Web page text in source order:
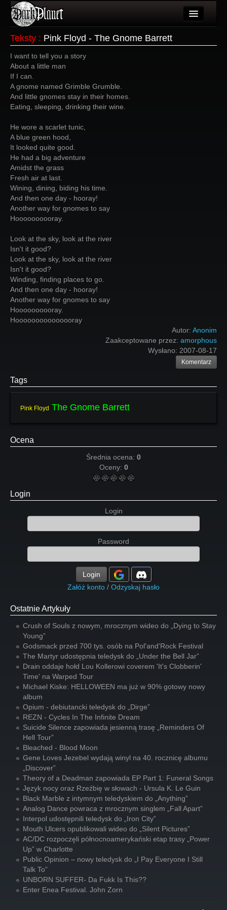
Wydarzenia
Galeria
Forum
Więcej
Login
Teksty : Pink Floyd - The Gnome Barrett
I want to tell you a story
About a little man
If I can.
A gnome named Grimble Grumble.
And little gnomes stay in their homes.
Eating, sleeping, drinking their wine.
He wore a scarlet tunic,
A blue green hood,
It looked quite good.
He had a big adventure
Amidst the grass
Fresh air at last.
Wining, dining, biding his time.
And then one day - hooray!
Another way for gnomes to say
Hoooooooooray.
Look at the sky, look at the river
Isn't it good?
Look at the sky, look at the river
Isn't it good?
Winding, finding places to go.
And then one day - hooray!
Another way for gnomes to say
Hoooooooooray.
Hooooooooooooooray
Autor: Anonim
Zaakceptowane przez: amorphous
Wysłano: 2007-08-17
Komentarz
Tags
Pink Floyd The Gnome Barrett
Ocena
Średnia ocena: 0
Oceny: 0
Login
Login
Password
Login
Załóż konto / Odzyskaj hasło
Ostatnie Artykuły
Crush of Souls z nowym, mrocznym wideo do „Dying to Stay
Young”
Godsmack przed 700 tys. osób na Pol'and'Rock Festival
The Martyr udostępnia teledysk do „Under the Bell Jar”
Drain oddaje hołd Lou Kollerowi coverem 'It's Clobberin'
Time' na Warped Tour
Michael Kiske: HELLOWEEN ma już w 90% gotowy nowy
album
Opium - debiutancki teledysk do „Dirge”
REZN - Cycles In The Infinite Dream
Suicide Silence zapowiada jesienną trasę „Reminders Of
Hell Tour”
Bleached - Blood Moon
Gene Loves Jezebel wydają winyl na 40. rocznicę albumu
„Discover”
Theory of a Deadman zapowiada EP Part 1: Funeral Songs
Język nocy oraz Rzeźbię w słowach - Ursula K. Le Guin
Black Marble z intymnym teledyskiem do „Anything”
Analog Dance powraca z mrocznym singlem „Fall Apart”
Interpol udostępnili teledysk do „Iron City”
Mouth Ulcers opublikowali wideo do „Silent Pictures”
AC/DC rozpoczęli północnoamerykański etap trasy „Power
Up” w Charlotte
Public Opinion – nowy teledysk do „I Pay Everyone I Still
Talk To”
UNBORN SUFFER- Da Fukk Is This??
Enter Enea Festival. John Zorn